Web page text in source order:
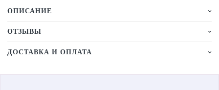
ОПИСАНИЕ
ОТЗЫВЫ
ДОСТАВКА И ОПЛАТА